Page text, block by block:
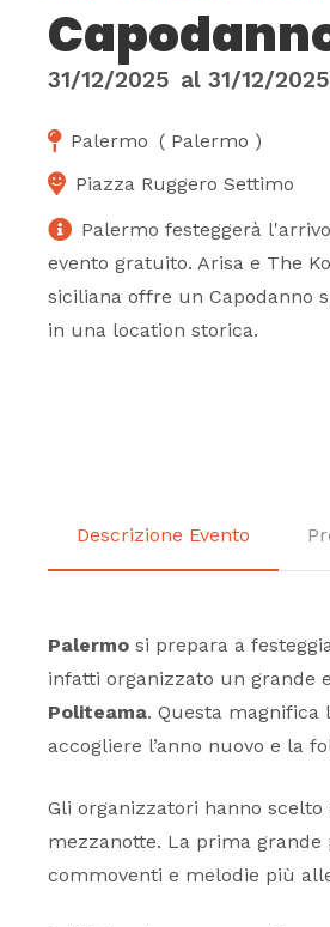
31/12/2025 al 31/12/2025
Palermo ( Palermo )
Piazza Ruggero Settimo
Palermo festeggerà
evento gratuito. Arisa e The
siciliana offre un Capodanno
in una location storica.
Descrizione Evento
Palermo si prepara a
infatti organizzato un grande
Politeama. Questa magnifica
accogliere l’anno nuovo e la
Gli organizzatori hanno
mezzanotte. La prima grande
commoventi e melodie più